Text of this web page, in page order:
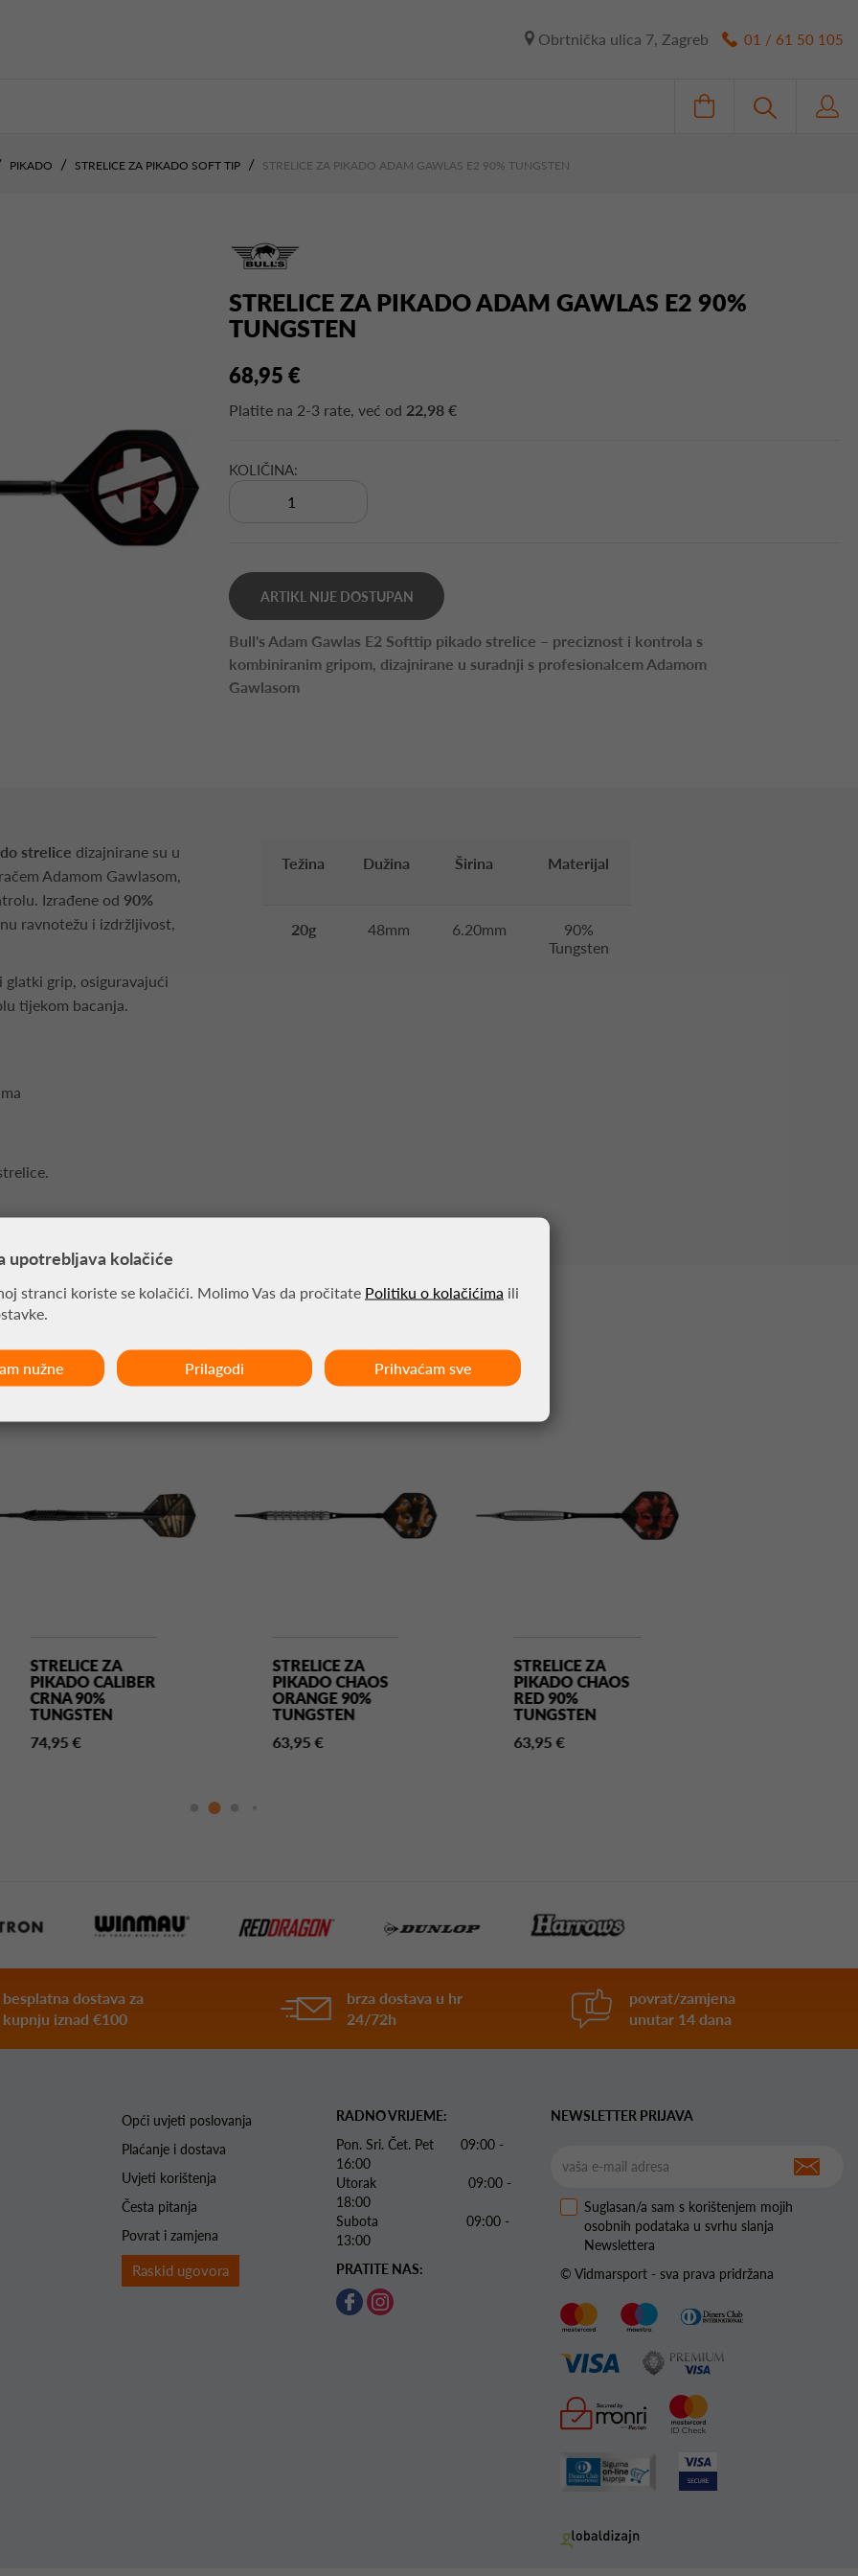
Obrtnička ulica 7, Zagreb 01 / 61 50 105
PIKADO STRELICE ZA PIKADO SOFT TIP STRELICE ZA PIKADO ADAM GAWLAS E2 90% TUNGSTEN
STRELICE ZA PIKADO ADAM GAWLAS E2 90%
TUNGSTEN
68,95 €
Platite na 2-3 rate, već od 22,98 €
KOLIČINA:
ARTIKL NIJE DOSTUPAN
Bull's Adam Gawlas E2 Softtip pikado strelice – preciznost i kontrola s
kombiniranim gripom, dizajnirane u suradnji s profesionalcem Adamom
Gawlasom
strelice dizajnirane su u
Adamom Gawlasom,
Izrađene od 90%
ravnotežu i izdržljivost,
grip, osiguravajući
tijekom bacanja.
Težina Dužina Širina Materijal
20g 48mm 6.20mm
90%
Tungsten
STRELICE ZA
PIKADO CALIBER
CRNA 90%
TUNGSTEN
74,95 €
STRELICE ZA
PIKADO CHAOS
ORANGE 90%
TUNGSTEN
63,95 €
STRELICE ZA
PIKADO CHAOS
RED 90%
TUNGSTEN
63,95 €
besplatna dostava za
kupnju iznad €100
brza dostava u hr
24/72h
povrat/zamjena
unutar 14 dana
Opći uvjeti poslovanja
Plaćanje i dostava
Uvjeti korištenja
Česta pitanja
Povrat i zamjena
Raskid ugovora
RADNO VRIJEME:
Pon. Sri. Čet. Pet 09:00 -
16:00
Utorak 09:00 -
18:00
Subota 09:00 -
13:00
PRATITE NAS:
NEWSLETTER PRIJAVA
Suglasan/a sam s korištenjem mojih
osobnih podataka u svrhu slanja
Newslettera
© Vidmarsport - sva prava pridržana
upotrebljava kolačiće
stranci koriste se kolačići. Molimo Vas da pročitate Politiku o kolačićima ili
nužne Prilagodi Prihvaćam sve